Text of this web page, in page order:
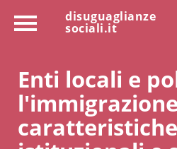
disuguaglianze
sociali.it
Enti locali e